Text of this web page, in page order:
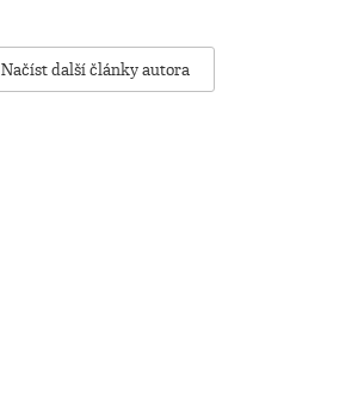
Načíst další články autora